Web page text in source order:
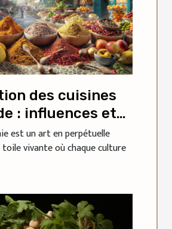
des cuisines
: influences et
est un art en perpétuelle
vivante où chaque culture